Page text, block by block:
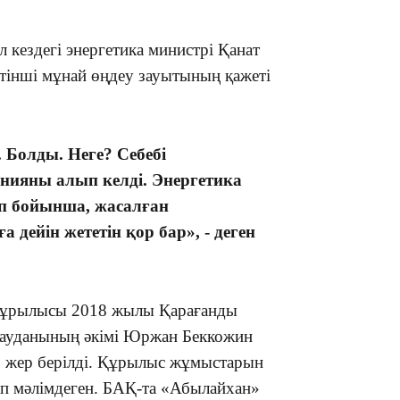
энергетика министрі Қанат
мұнай өңдеу зауытының қажеті
Неге? Себебі
алып келді. Энергетика
бойынша, жасалған
дейін жететін қор бар», - деген
2018 жылы Қарағанды
әкімі Юржан Беккожин
жер берілді. Құрылыс жұмыстарын
мәлімдеген. БАҚ-та «Абылайхан»